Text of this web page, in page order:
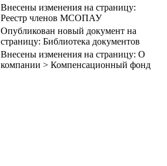
Внесены изменения на страницу:
Реестр членов МСОПАУ
Опубликован новый документ на
страницу: Библиотека документов
Внесены изменения на страницу: О
компании > Компенсационный фонд